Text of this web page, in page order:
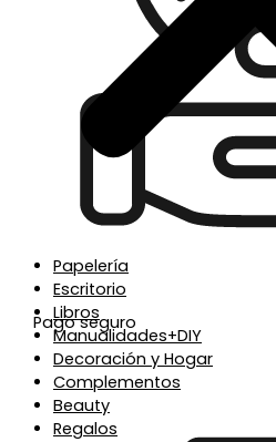
Papelería
Escritorio
Libros
Manualidades+DIY
Decoración y Hogar
Complementos
Beauty
Regalos
Pago seguro